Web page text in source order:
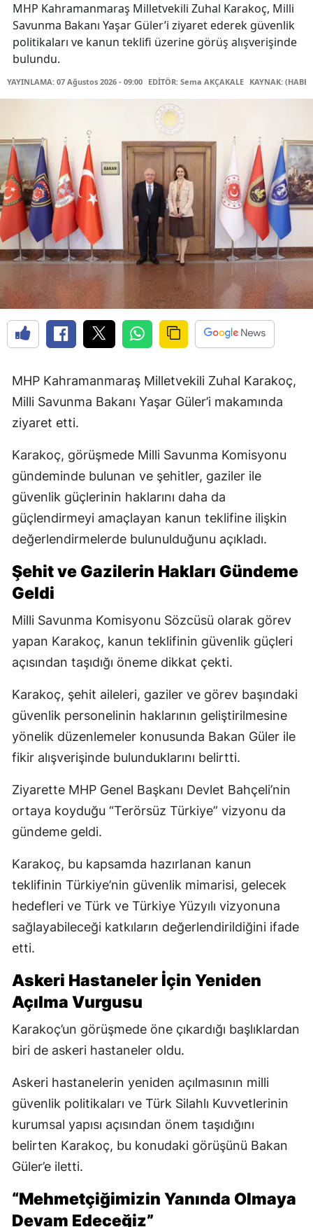
MHP Kahramanmaraş Milletvekili Zuhal Karakoç, Milli
Savunma Bakanı Yaşar Güler’i ziyaret ederek güvenlik
politikaları ve kanun teklifi üzerine görüş alışverişinde
bulundu.
YAYINLAMA: 07 Ağustos 2026 - 09:00 EDİTÖR: Sema AKÇAKALE KAYNAK:
MHP Kahramanmaraş Milletvekili Zuhal Karakoç,
Milli Savunma Bakanı Yaşar Güler’i makamında
ziyaret etti.
Karakoç, görüşmede Milli Savunma Komisyonu
gündeminde bulunan ve şehitler, gaziler ile
güvenlik güçlerinin haklarını daha da
güçlendirmeyi amaçlayan kanun teklifine ilişkin
değerlendirmelerde bulunulduğunu açıkladı.
Şehit ve Gazilerin Hakları Gündeme
Geldi
Milli Savunma Komisyonu Sözcüsü olarak görev
yapan Karakoç, kanun teklifinin güvenlik güçleri
açısından taşıdığı öneme dikkat çekti.
Karakoç, şehit aileleri, gaziler ve görev başındaki
güvenlik personelinin haklarının geliştirilmesine
yönelik düzenlemeler konusunda Bakan Güler ile
fikir alışverişinde bulunduklarını belirtti.
Ziyarette MHP Genel Başkanı Devlet Bahçeli’nin
ortaya koyduğu “Terörsüz Türkiye” vizyonu da
gündeme geldi.
Karakoç, bu kapsamda hazırlanan kanun
teklifinin Türkiye’nin güvenlik mimarisi, gelecek
hedefleri ve Türk ve Türkiye Yüzyılı vizyonuna
sağlayabileceği katkıların değerlendirildiğini ifade
etti.
Askeri Hastaneler İçin Yeniden
Açılma Vurgusu
Karakoç’un görüşmede öne çıkardığı başlıklardan
biri de askeri hastaneler oldu.
Askeri hastanelerin yeniden açılmasının milli
güvenlik politikaları ve Türk Silahlı Kuvvetlerinin
kurumsal yapısı açısından önem taşıdığını
belirten Karakoç, bu konudaki görüşünü Bakan
Güler’e iletti.
“Mehmetçiğimizin Yanında Olmaya
Devam Edeceğiz”